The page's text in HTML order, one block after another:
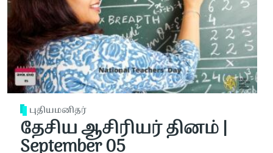
புதியமனிதர்
தேசிய ஆசிரியர் தினம் |